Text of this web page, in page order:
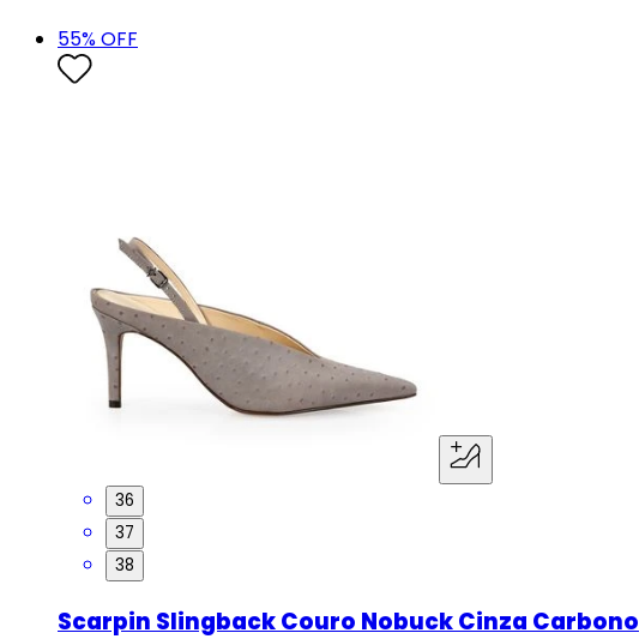
55% OFF
36
37
38
Scarpin Slingback Couro Nobuck Cinza Carbono